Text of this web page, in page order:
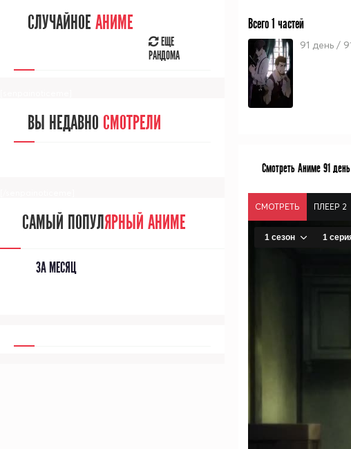
Всего 1 частей
91 день /
Смотреть Аниме 91
СМОТРЕТЬ ПЛЕЕР 2
СЛУЧАЙНОЕ АНИМЕ
ЕЩЕ
РАНДОМА
ВЫ НЕДАВНО СМОТРЕЛИ
САМЫЙ ПОПУЛЯРНЫЙ АНИМЕ
ЗА МЕСЯЦ